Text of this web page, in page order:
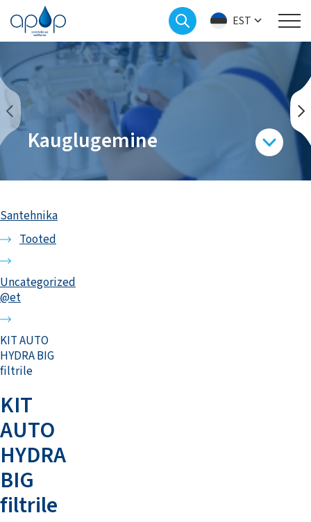
EST
Kauglugemine
Santehnika
Tooted
Uncategorized
@et
KIT AUTO
HYDRA BIG
filtrile
KIT
AUTO
HYDRA
BIG
filtrile